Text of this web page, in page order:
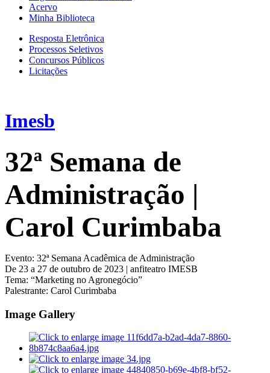
Acervo
Minha Biblioteca
Resposta Eletrônica
Processos Seletivos
Concursos Públicos
Licitações
Imesb
32ª Semana de
Administração |
Carol Curimbaba
Evento: 32ª Semana Acadêmica de Administração
De 23 a 27 de outubro de 2023 | anfiteatro IMESB
Tema: “Marketing no Agronegócio”
Palestrante: Carol Curimbaba
Image Gallery